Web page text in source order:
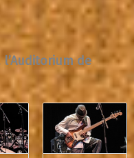
de